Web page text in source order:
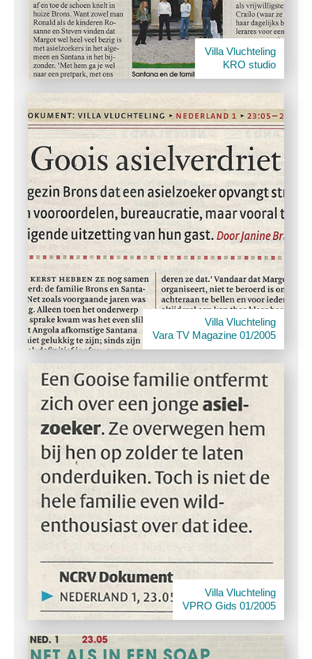
Villa Vluchteling
KRO studio
Villa Vluchteling
Vara TV Magazine 01/2005
Villa Vluchteling
VPRO Gids 01/2005